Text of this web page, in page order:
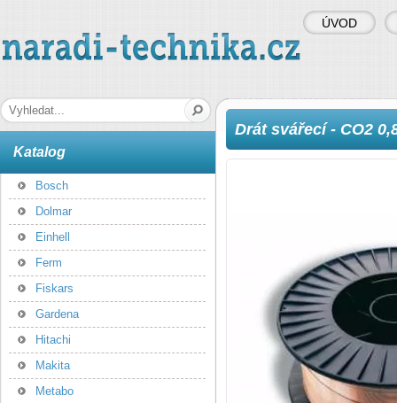
naradi-technika.cz
Drát svářecí - CO2
Katalog
Bosch
Dolmar
Einhell
Ferm
Fiskars
Gardena
Hitachi
Makita
Metabo
ÚVOD
Hledaná fráze